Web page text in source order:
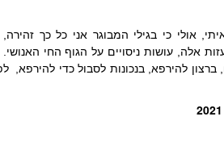
אולי כי בגילי המבוגר אני כל כך
אלה, עושות ניסויים על הגוף החי
להירפא, בנכונות לסבול כדי